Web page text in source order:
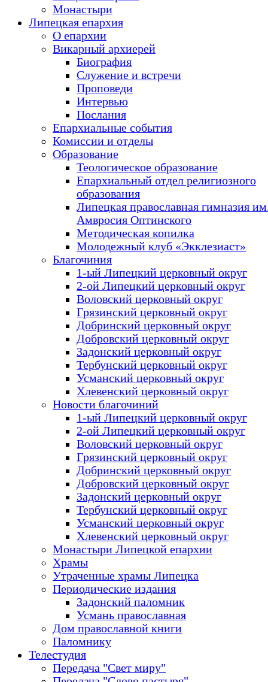
Монастыри
Липецкая епархия
О епархии
Викарный архиерей
Биография
Служение и встречи
Проповеди
Интервью
Послания
Епархиальные события
Комиссии и отделы
Образование
Теологическое образование
Епархиальный отдел религиозного
образования
Липецкая православная гимназия
Амвросия Оптинского
Методическая копилка
Молодежный клуб «Экклезиаст»
Благочиния
1-ый Липецкий церковный округ
2-ой Липецкий церковный округ
Воловский церковный округ
Грязинский церковный округ
Добринский церковный округ
Добровский церковный округ
Задонский церковный округ
Тербунский церковный округ
Усманский церковный округ
Хлевенский церковный округ
Новости благочиний
1-ый Липецкий церковный округ
2-ой Липецкий церковный округ
Воловский церковный округ
Грязинский церковный округ
Добринский церковный округ
Добровский церковный округ
Задонский церковный округ
Тербунский церковный округ
Усманский церковный округ
Хлевенский церковный округ
Монастыри Липецкой епархии
Храмы
Утраченные храмы Липецка
Периодические издания
Задонский паломник
Усмань православная
Дом православной книги
Паломнику
Телестудия
Передача "Свет миру"